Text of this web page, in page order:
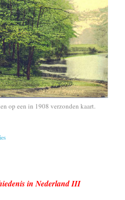
op een in 1908 verzonden kaart.
in Nederland III